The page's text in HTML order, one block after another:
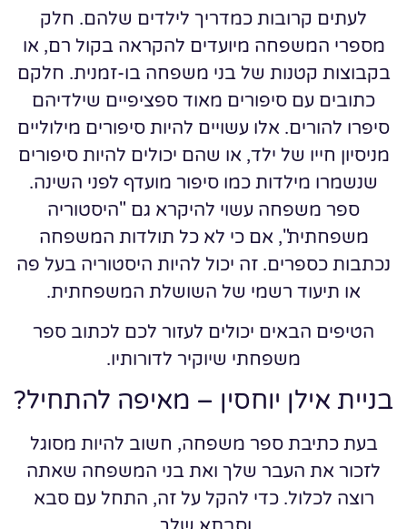
לעתים קרובות כמדריך לילדים שלהם. חלק
מספרי המשפחה מיועדים להקראה בקול רם, או
בקבוצות קטנות של בני משפחה בו-זמנית. חלקם
כתובים עם סיפורים מאוד ספציפיים שילדיהם
סיפרו להורים. אלו עשויים להיות סיפורים מילוליים
מניסיון חייו של ילד, או שהם יכולים להיות סיפורים
שנשמרו מילדות כמו סיפור מועדף לפני השינה.
ספר משפחה עשוי להיקרא גם "היסטוריה
משפחתית", אם כי לא כל תולדות המשפחה
נכתבות כספרים. זה יכול להיות היסטוריה בעל פה
או תיעוד רשמי של השושלת המשפחתית.
הטיפים הבאים יכולים לעזור לכם לכתוב ספר
משפחתי שיוקיר לדורותיו.
בניית אילן יוחסין – מאיפה להתחיל?
בעת כתיבת ספר משפחה, חשוב להיות מסוגל
לזכור את העבר שלך ואת בני המשפחה שאתה
רוצה לכלול. כדי להקל על זה, התחל עם סבא